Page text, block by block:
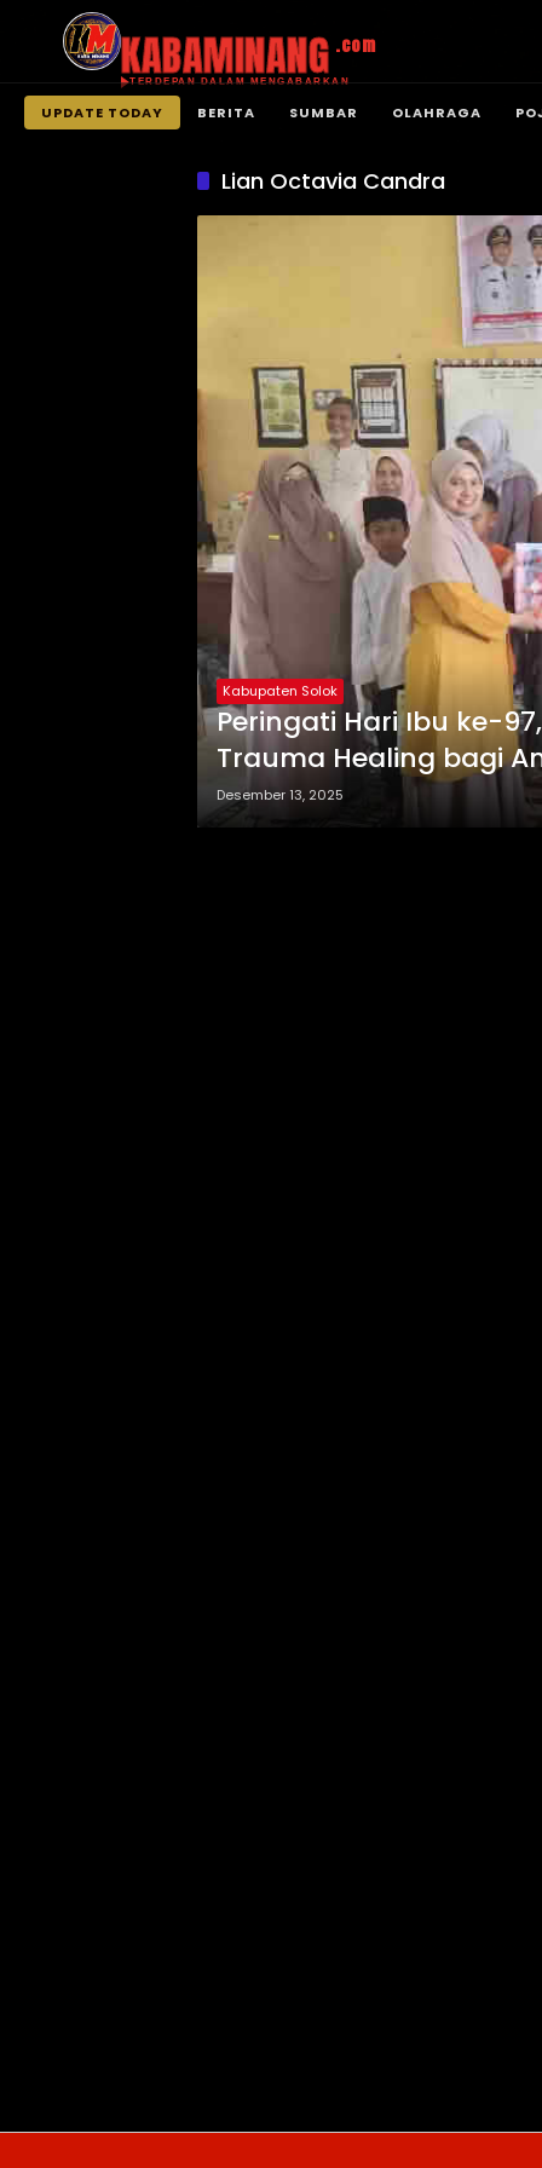
KABAMINANG .com
TERDEPAN DALAM MENGABARKAN
UPDATE TODAY BERITA SUMBAR OLAHRAGA
Lian Octavia Candra
Kabupaten Solok
Peringati Hari Ibu ke-
Trauma Healing bagi
Desember 13, 2025